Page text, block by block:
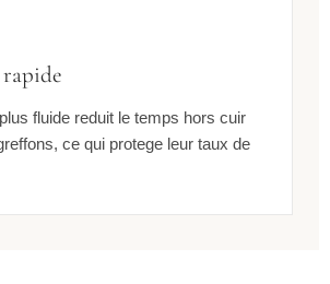
rapide
fluide reduit le temps hors cuir
ce qui protege leur taux de